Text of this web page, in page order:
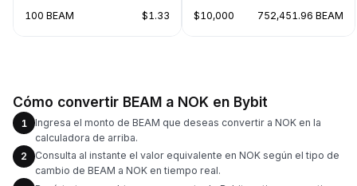
100 BEAM $1.33 $10,000 752,451.96 BEAM
Cómo convertir BEAM a NOK en Bybit
1
Ingresa el monto de BEAM que deseas convertir a NOK en la
calculadora de arriba.
2
Consulta al instante el valor equivalente en NOK según el tipo de
cambio de BEAM a NOK en tiempo real.